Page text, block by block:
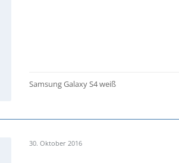
Samsung Galaxy S4 weiß
30. Oktober 2016